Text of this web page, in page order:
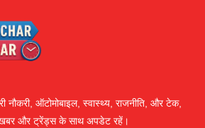
नौकरी, ऑटोमोबाइल, स्वास्थ्य, राजनीति, और टेक,
खबर और ट्रेंड्स के साथ अपडेट रहें।